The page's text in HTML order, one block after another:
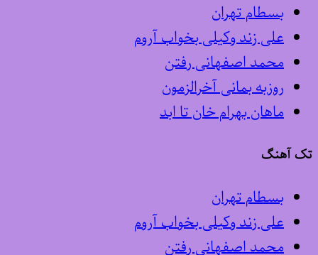
بسطام تهران
علی زند وکیلی بخواب آروم
محمد اصفهانی رفتن
روزبه بمانی آخرالزمون
ماهان بهرام خان تا ابد
تک آهنگ
بسطام تهران
علی زند وکیلی بخواب آروم
محمد اصفهانی رفتن